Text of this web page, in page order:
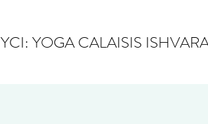
YCI: YOGA CALAISIS